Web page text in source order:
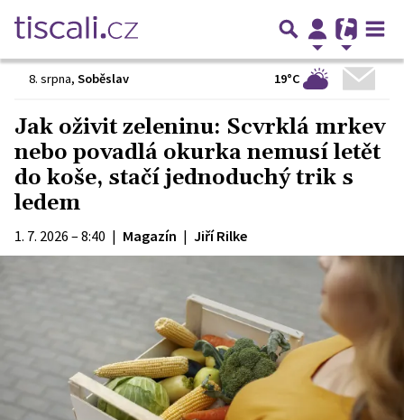
8. srpna, Soběslav 19°C
Jak oživit zeleninu: Scvrklá mrkev
nebo povadlá okurka nemusí letět
do koše, stačí jednoduchý trik s
ledem
1. 7. 2026 – 8:40 | Magazín | Jiří Rilke